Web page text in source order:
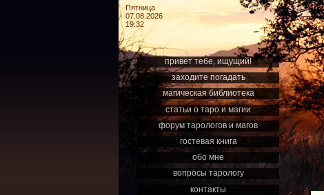
Пятница
07.08.2026
19:32
привет тебе, ищущий!
заходите погадать
магическая библиотека
статьи о таро и магии
форум тарологов и магов
гостевая книга
обо мне
вопросы тарологу
контакты